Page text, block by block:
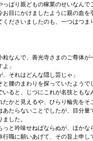
ぱり親どもの稼業のせいなん
目にかけましたように親の血を
ださいましたのも、一つはつま
なんで、善光寺さまのご尊体
」
それはどんな隠し芸じゃ」
のまわりを探っていたようで
ると、じつにこれが名技ともな
かと見えるや、ひらり輪先をそ
たらないことでしたが、目分量
した。
と吟味せねばならぬが、ほか
職に願いあげて、その旨上申